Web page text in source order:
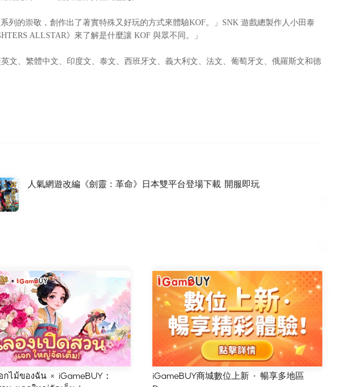
的崇敬，創作出了著實特殊又好玩的方式來體驗KOF。」SNK 遊戲總製作人小田泰
ALLSTAR》來了解是什麼讓 KOF 與眾不同。」
、繁體中文、印度文、泰文、西班牙文、義大利文、法文、葡萄牙文、俄羅斯文和德
人氣網遊改編《劍靈：革命》日本雙平台登場下載 開服即玩
กไม้ของฉัน × iGameBUY :
iGameBUY商城數位上新 · 暢享多地區